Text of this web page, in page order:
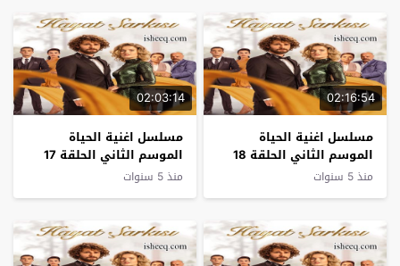
02:16:54
مسلسل اغنية الحياة
الموسم الثاني الحلقة 18
منذ 5 سنوات
02:03:14
مسلسل اغنية الحياة
الموسم الثاني الحلقة 17
منذ 5 سنوات